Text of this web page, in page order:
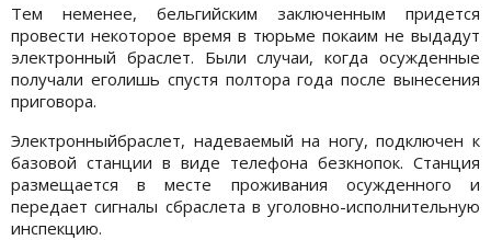
Тем неменее, бельгийским заключенным придется
провести некоторое время в тюрьме покаим не выдадут
электронный браслет. Были случаи, когда осужденные
получали еголишь спустя полтора года после вынесения
приговора.
Электронныйбраслет, надеваемый на ногу, подключен к
базовой станции в виде телефона безкнопок. Станция
размещается в месте проживания осужденного и
передает сигналы сбраслета в уголовно-исполнительную
инспекцию.